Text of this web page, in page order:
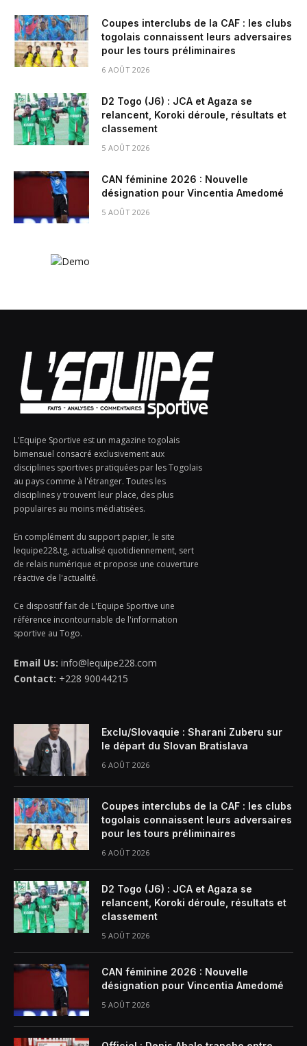
Coupes interclubs de la CAF : les clubs
togolais connaissent leurs adversaires
pour les tours préliminaires
6 AOÛT 2026
D2 Togo (J6) : JCA et Agaza se
relancent, Koroki déroule, résultats et
classement
5 AOÛT 2026
CAN féminine 2026 : Nouvelle
désignation pour Vincentia Amedomé
5 AOÛT 2026
L'Equipe Sportive est un magazine togolais
bimensuel consacré exclusivement aux
disciplines sportives pratiquées par les Togolais
au pays comme à l'étranger. Toutes les
disciplines y trouvent leur place, des plus
populaires au moins médiatisées.
En complément du support papier, le site
lequipe228.tg, actualisé quotidiennement, sert
de relais numérique et propose une couverture
réactive de l'actualité.
Ce dispositif fait de L'Equipe Sportive une
référence incontournable de l'information
sportive au Togo.
Email Us: info@lequipe228.com
Contact: +228 90044215
Exclu/Slovaquie : Sharani Zuberu sur
le départ du Slovan Bratislava
6 AOÛT 2026
Coupes interclubs de la CAF : les clubs
togolais connaissent leurs adversaires
pour les tours préliminaires
6 AOÛT 2026
D2 Togo (J6) : JCA et Agaza se
relancent, Koroki déroule, résultats et
classement
5 AOÛT 2026
CAN féminine 2026 : Nouvelle
désignation pour Vincentia Amedomé
5 AOÛT 2026